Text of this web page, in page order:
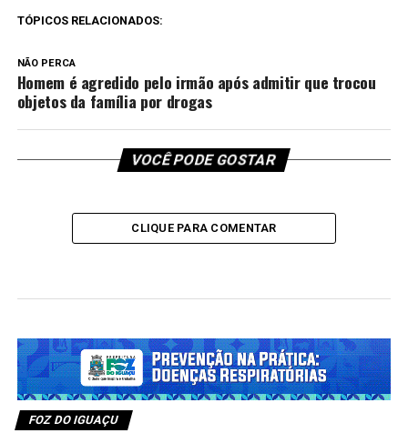
TÓPICOS RELACIONADOS:
NÃO PERCA
Homem é agredido pelo irmão após admitir que trocou
objetos da família por drogas
VOCÊ PODE GOSTAR
CLIQUE PARA COMENTAR
FOZ DO IGUAÇU